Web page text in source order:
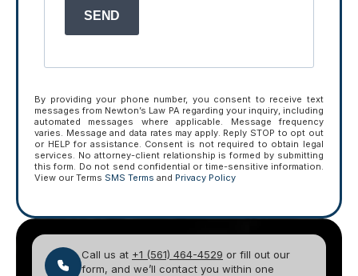
SEND
By providing your phone number, you consent to receive text
messages from Newton’s Law PA regarding your inquiry, including
automated messages where applicable. Message frequency
varies. Message and data rates may apply. Reply STOP to opt out
or HELP for assistance. Consent is not required to obtain legal
services. No attorney-client relationship is formed by submitting
this form. Do not send confidential or time-sensitive information.
View our Terms SMS Terms and Privacy Policy
Call us at +1 (561) 464-4529 or fill out our
form, and we’ll contact you within one